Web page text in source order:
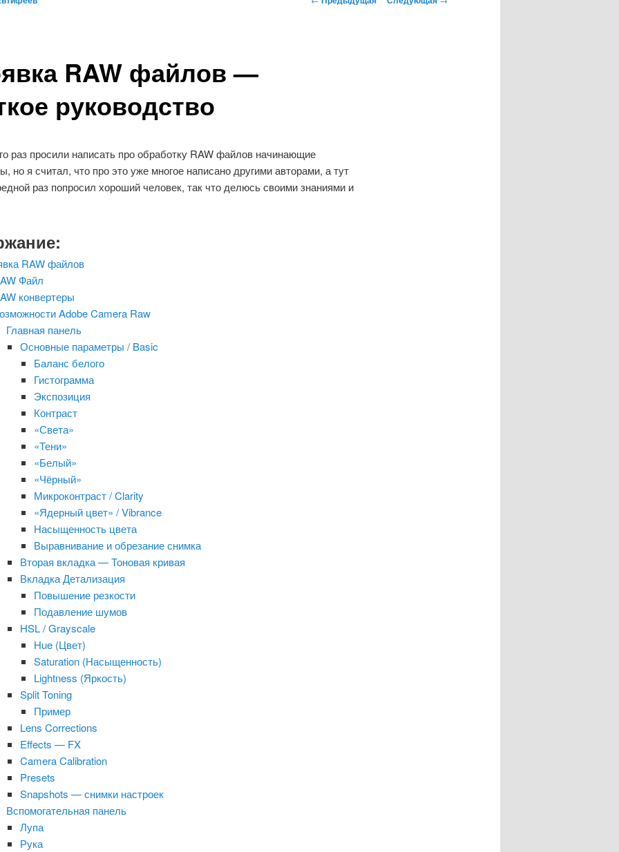
RAW файлов —
руководство
раз просили написать про обработку RAW файлов начинающие
но я считал, что про это уже многое написано другими авторами, а тут
раз попросил хороший человек, так что делюсь своими знаниями и
RAW файлов
Файл
конвертеры
Adobe Camera Raw
Главная панель
Основные параметры / Basic
Баланс белого
Гистограмма
Экспозиция
Контраст
«Света»
«Тени»
«Белый»
«Чёрный»
Микроконтраст / Clarity
«Ядерный цвет» / Vibrance
Насыщенность цвета
Выравнивание и обрезание снимка
Вторая вкладка — Тоновая кривая
Вкладка Детализация
Повышение резкости
Подавление шумов
HSL / Grayscale
Hue (Цвет)
Saturation (Насыщенность)
Lightness (Яркость)
Split Toning
Пример
Lens Corrections
Effects — FX
Camera Calibration
Presets
Snapshots — снимки настроек
Вспомогательная панель
Лупа
Рука